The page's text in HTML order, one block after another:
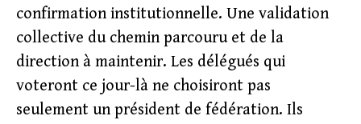
confirmation institutionnelle. Une validation
collective du chemin parcouru et de la
direction à maintenir. Les délégués qui
voteront ce jour-là ne choisiront pas
seulement un président de fédération. Ils